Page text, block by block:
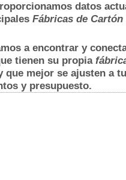
datos
Fábricas de
a encontrar y
tienen su propia
que mejor se ajusten a
y presupuesto.